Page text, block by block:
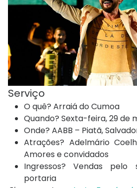
Serviço
O quê? Arraiá do Cumoa
Quando? Sexta-feira, 29 de
Onde? AABB – Piatã,
Atrações? Adelmário
Amores e convidados
Ingressos? Vendas pelo
portaria